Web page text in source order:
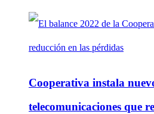
Cooperativa instala
telecomunicaciones que